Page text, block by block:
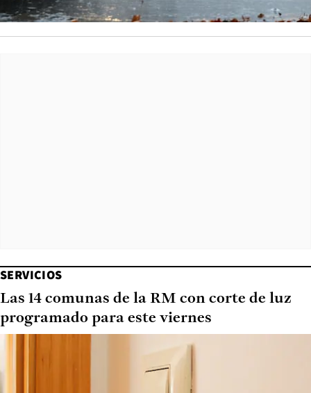
SERVICIOS
Las 14 comunas de la RM con corte de luz
programado para este viernes